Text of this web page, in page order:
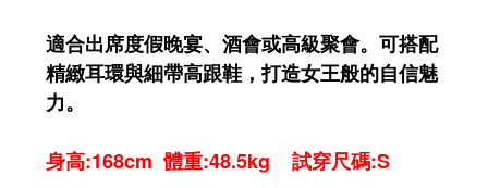
適合出席度假晚宴、酒會或高級聚會。可搭配
精緻耳環與細帶高跟鞋，打造女王般的自信魅
力。
身高:168cm 體重:48.5kg 試穿尺碼:S